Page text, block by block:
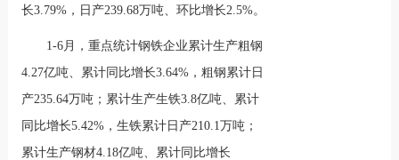
长3.79%，日产239.68万吨、环比增长2.5%。
1-6月，重点统计钢铁企业累计生产粗钢
4.27亿吨、累计同比增长3.64%，粗钢累计日
产235.64万吨；累计生产生铁3.8亿吨、累计
同比增长5.42%，生铁累计日产210.1万吨；
累计生产钢材4.18亿吨、累计同比增长